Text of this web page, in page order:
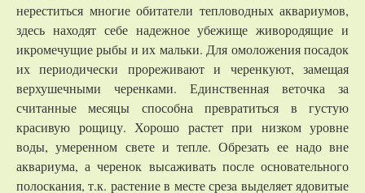
нереститься многие обитатели тепловодных аквариумов,
здесь находят себе надежное убежище живородящие и
икромечущие рыбы и их мальки. Для омоложения посадок
их периодически прореживают и черенкуют, замещая
верхушечными черенками. Единственная веточка за
считанные месяцы способна превратиться в густую
красивую рощицу. Хорошо растет при низком уровне
воды, умеренном свете и тепле. Обрезать ее надо вне
аквариума, а черенок высаживать после основательного
полоскания, т.к. растение в месте среза выделяет ядовитые